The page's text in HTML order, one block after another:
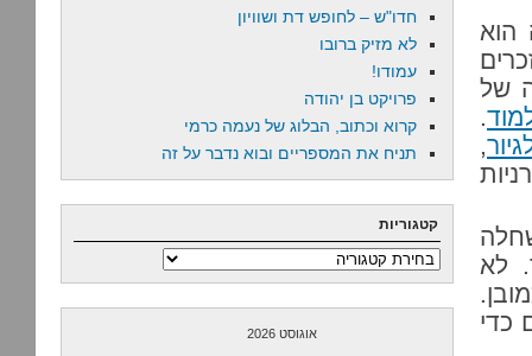
הוא
של
.
,
לא
כדי
חדו"ש – לחופש דת ושוויון
לא מזיק ברובו
עמודו!
פרויקט בן יהודה
קרוא וכתוב, הבלוג של נעמה כרמי
תניח את המספריים ובוא נדבר על זה
קטגוריות
קטגוריות
אוגוסט 2026